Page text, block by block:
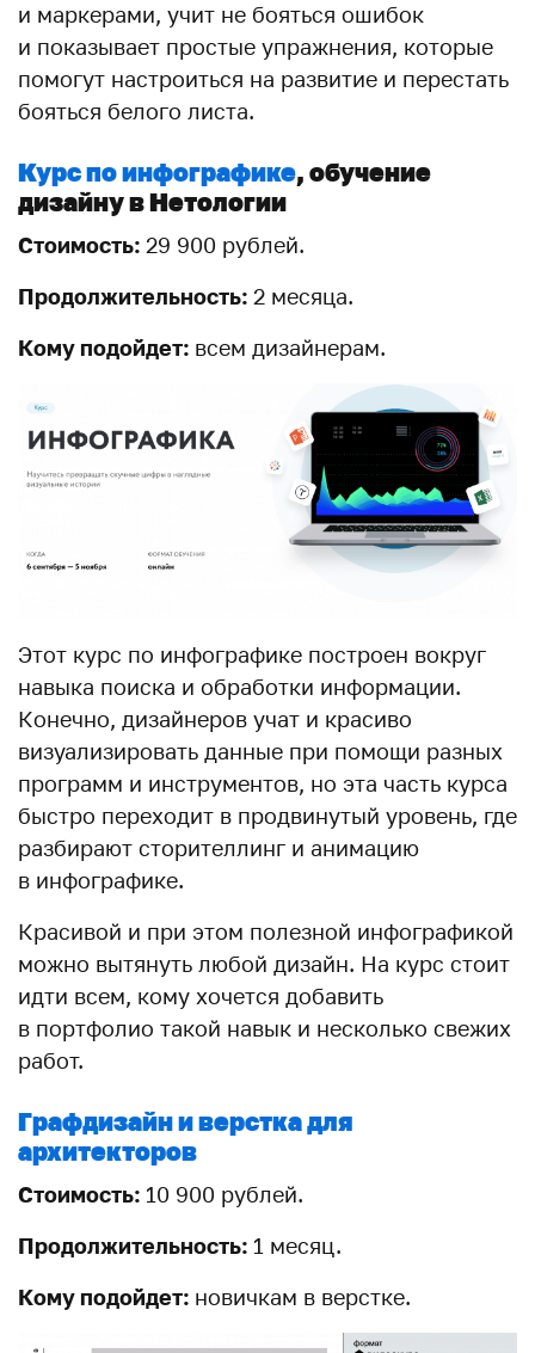
и маркерами, учит не бояться ошибок
и показывает простые упражнения, которые
помогут настроиться на развитие и перестать
бояться белого листа.
Курс по инфографике, обучение
дизайну в Нетологии
Стоимость: 29 900 рублей.
Продолжительность: 2 месяца.
Кому подойдет: всем дизайнерам.
Этот курс по инфографике построен вокруг
навыка поиска и обработки информации.
Конечно, дизайнеров учат и красиво
визуализировать данные при помощи разных
программ и инструментов, но эта часть курса
быстро переходит в продвинутый уровень, где
разбирают сторителлинг и анимацию
в инфографике.
Красивой и при этом полезной инфографикой
можно вытянуть любой дизайн. На курс стоит
идти всем, кому хочется добавить
в портфолио такой навык и несколько свежих
работ.
Графдизайн и верстка для
архитекторов
Стоимость: 10 900 рублей.
Продолжительность: 1 месяц.
Кому подойдет: новичкам в верстке.